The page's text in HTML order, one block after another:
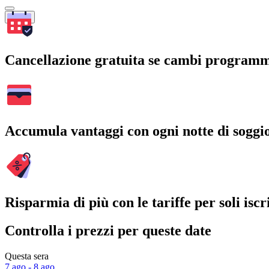
Cerca
Cancellazione gratuita se cambi
Accumula vantaggi con ogni notte di
Risparmia di più con le tariffe per soli
Controlla i prezzi per queste date
Questa sera